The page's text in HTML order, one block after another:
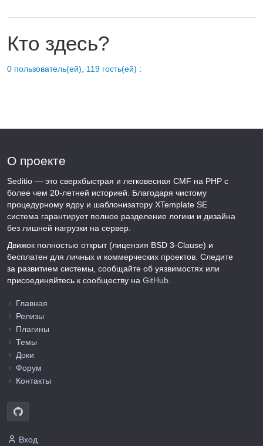
Кто здесь?
0 пользователь(ей), 119 гость(ей) :
О проекте
Seditio — это сверхбыстрая и легковесная CMF на PHP с
более чем 20-летней историей. Благодаря чистому
процедурному ядру и шаблонизатору XTemplate SE
система гарантирует полное разделение логики и дизайна
без лишней нагрузки на сервер.
Движок полностью открыт (лицензия BSD 3-Clause) и
бесплатен для личных и коммерческих проектов. Следите
за развитием системы, сообщайте об уязвимостях или
присоединяйтесь к сообществу на GitHub
Главная
Релизы
Плагины
Темы
Доки
Форум
Контакты
Вход